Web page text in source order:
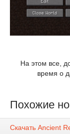
На этом все,
время о
Похожие
Скачать Ancient